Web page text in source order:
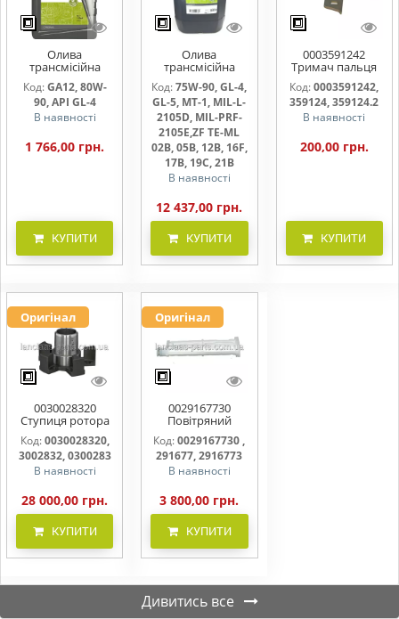
Олива
трансмісійна
AGRISHIFT GA12 5
л
Код:GA12, 80W-
90, API GL-4
В наявності
1 766,00 грн.
КУПИТИ
Олива
трансмісійна
AGRISHIFT SYN FE
75W90 20л
Код: 75W-90, GL-4,
GL-5, MT-1, MIL-L-
2105D, MIL-PRF-
2105E,ZF TE-ML
02B, 05B, 12B, 16F,
17B, 19C, 21B
В наявності
12 437,00 грн.
КУПИТИ
0003591242
Тримач пальця
жниварки
Код:0003591242,
359124, 359124.2
В наявності
200,00 грн.
КУПИТИ
Оригінал
0030028320
Ступиця ротора
CLAAS
Код:0030028320,
3002832, 0300283
В наявності
28 000,00 грн.
КУПИТИ
Оригінал
0029167730
Повітряний
фільтр бака
(фільтр AdBlue)
Код: 0029167730 ,
291677, 2916773
В наявності
3 800,00 грн.
КУПИТИ
Дивитись все